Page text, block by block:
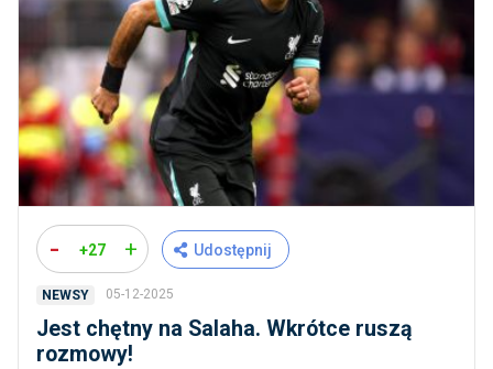
- +27 + Udostępnij
NEWSY 05-12-2025
Jest chętny na Salaha. Wkrótce ruszą
rozmowy!